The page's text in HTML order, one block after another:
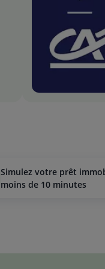
simulez votre prêt immobilier en
moins de 10 minutes